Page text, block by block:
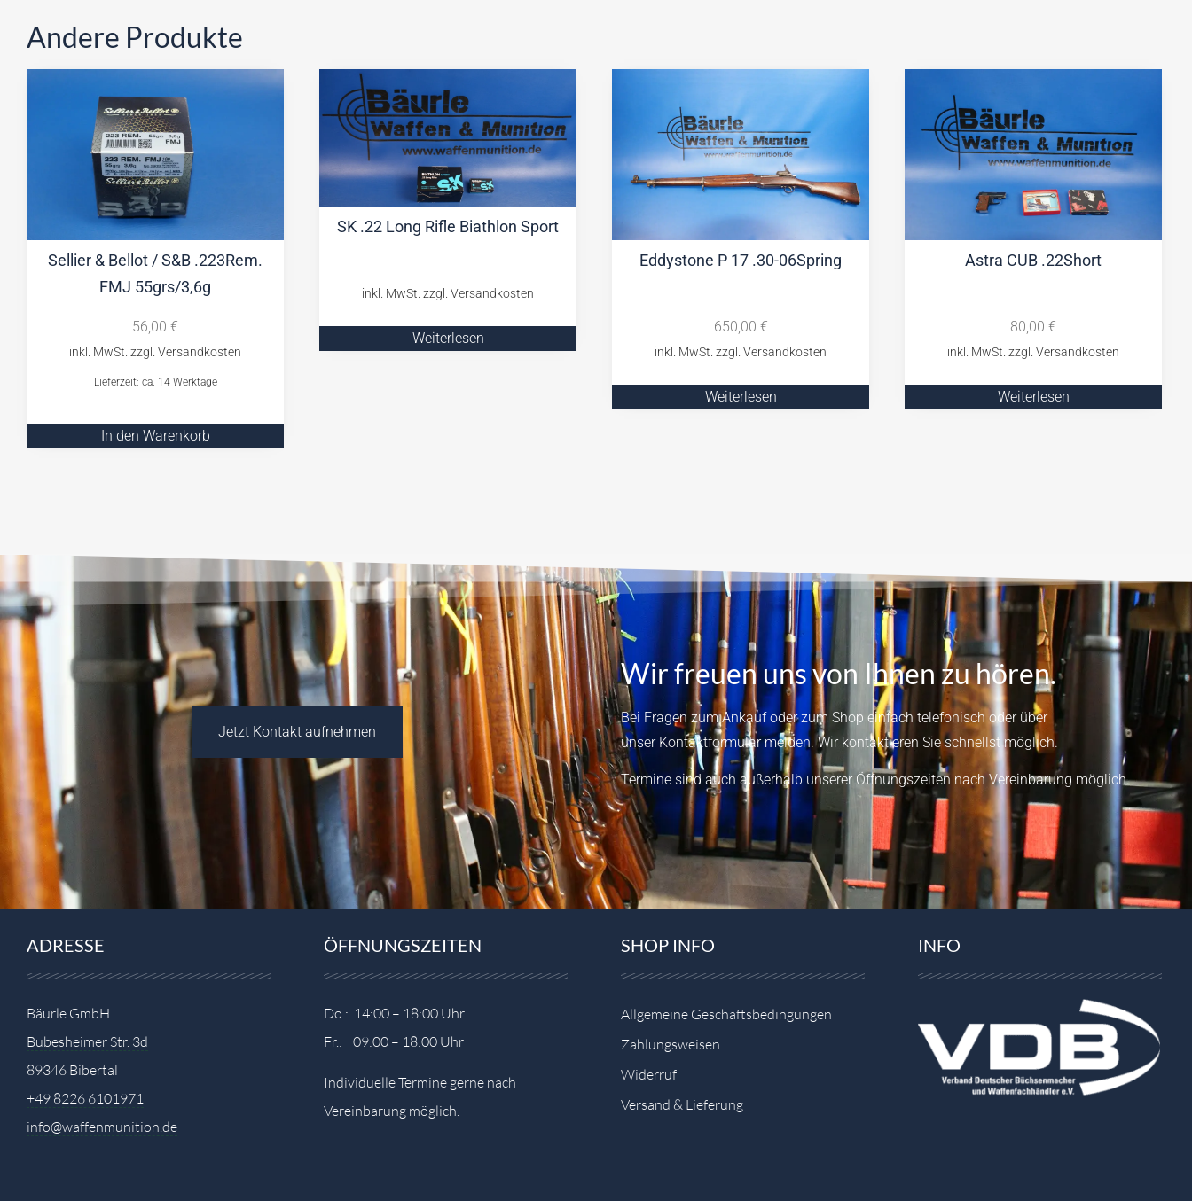
Andere Produkte
Sellier & Bellot / S&B .223Rem.
FMJ 55grs/3,6g
56,00 €
Lieferzeit: ca. 14 Werktage
In den Warenkorb
SK .22 Long Rifle Biathlon Sport
Weiterlesen
Eddystone P 17 .30-06Spring
650,00 €
Weiterlesen
Astra CUB .22Short
80,00 €
Weiterlesen
Jetzt Kontakt aufnehmen
Wir freuen uns von Ihnen zu hören.
Bei Fragen zum Ankauf oder zum Shop einfach telefonisch oder über
unser Kontaktformularmelden.Wir kontaktieren Sie schnellst möglich.
Termine sind auch außerhalb unserer Öffnungszeiten nach Vereinbarung möglich.
ADRESSE
Bäurle GmbH
Bubesheimer Str. 3d
89346 Bibertal
+49 8226 6101971
info@waffenmunition.de
ÖFFNUNGSZEITEN
Do.: 14:00 – 18:00 Uhr
Fr.: 09:00 – 18:00 Uhr
Individuelle Termine gerne nach
Vereinbarung möglich.
SHOP INFO
Allgemeine Geschäftsbedingungen
Zahlungsweisen
Widerruf
Versand & Lieferung
INFO